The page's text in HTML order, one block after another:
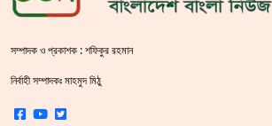
‘শ্লীলতাহানির সত্যতা’ মিলেছে শিক্ষক মুরাদের বিরুদ্ধে
স্বরাষ্ট্রমন্ত্রীর হুঁশিয়ারি বিএনপিকে ক‌ঠোর হ‌স্তে দমন করা হবে :
সম্পাদক ও প্রকাশক : শফিকুর রহমান
নির্বাহী সম্পাদকঃ মাহমুদ মিঠু